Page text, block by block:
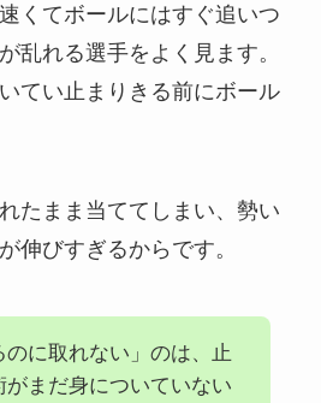
くてボールにはすぐ追いつ
乱れる選手をよく見ます。
てい止まりきる前にボール
たまま当ててしまい、勢い
伸びすぎるからです。
のに取れない」のは、止
がまだ身についていない